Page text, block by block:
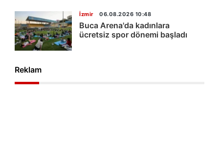
İzmir 06.08.2026 10:48
Buca Arena'da kadınlara
ücretsiz spor dönemi başladı
Reklam